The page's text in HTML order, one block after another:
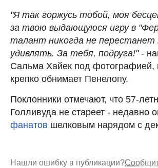
"Я так горжусь тобой, моя
за твою выдающуюся игру в
талант никогда не перестанет
удивлять. За тебя, подруга!"-
Сальма Хайек под фотографией,
крепко обнимает Пенелопу.
Поклонники отмечают, что 57-
Голливуда не стареет - недавно
фанатов шелковым нарядом с
Нашли ошибку в публикации?